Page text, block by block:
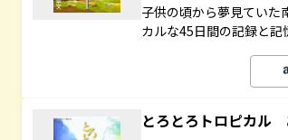
子供の頃から夢見ていた
カルな45日間の記録と記
とろとろトロピカ